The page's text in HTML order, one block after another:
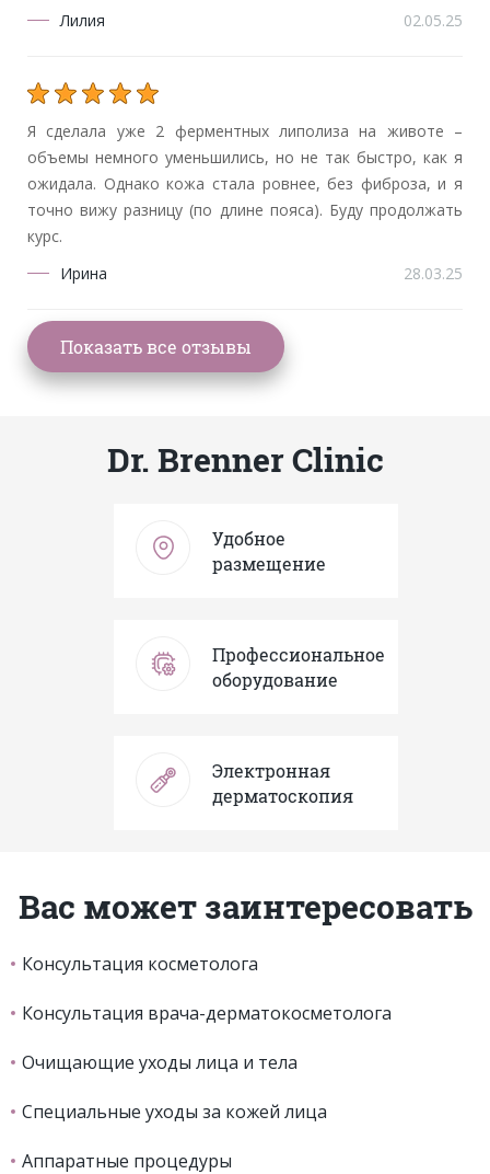
Лилия 02.05.25
Я сделала уже 2 ферментных липолиза на животе –
объемы немного уменьшились, но не так быстро, как я
ожидала. Однако кожа стала ровнее, без фиброза, и я
точно вижу разницу (по длине пояса). Буду продолжать
курс.
Ирина
28.03.25
Dr. Brenner Clinic
Удобное
размещение
Профессиональное
оборудование
Электронная
дерматоскопия
Вас может заинтересовать
Консультация косметолога
Консультация врача-дерматокосметолога
Очищающие уходы лица и тела
Специальные уходы за кожей лица
Аппаратные процедуры